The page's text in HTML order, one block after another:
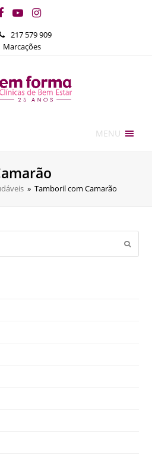
Facebook
YouTubeInstagram
217 579 909
Marcações
MENU
» Tamboril com Camarão